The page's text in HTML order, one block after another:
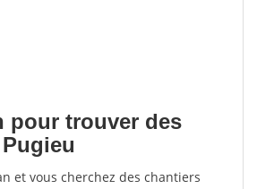
pour trouver des
et vous cherchez des chantiers